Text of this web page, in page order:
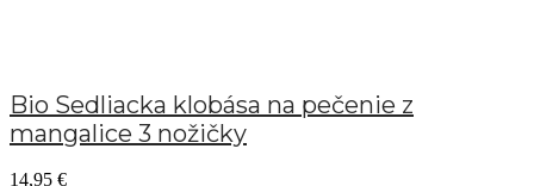
Bio Sedliacka klobása na pečenie z
mangalice 3 nožičky
14,95 €